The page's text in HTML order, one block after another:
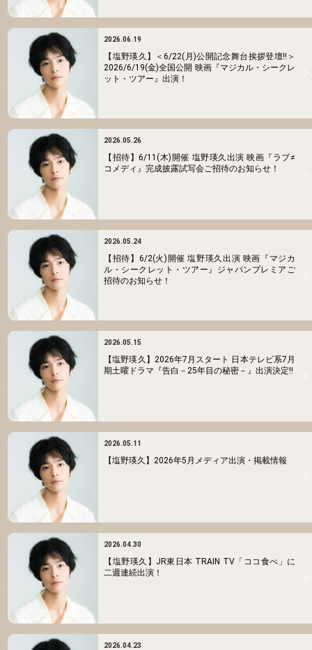
2026.06.19
【塩野瑛久】＜6/22(月)公開記念舞台挨拶登壇!!＞
2026/6/19(金)全国公開 映画『マジカル・シークレ
ット・ツアー』出演！
2026.05.26
【招待】6/11(木)開催 塩野瑛久出演 映画『ラブ≠
コメディ』完成披露試写会ご招待のお知らせ！
2026.05.24
【招待】6/2(火)開催 塩野瑛久出演 映画『マジカ
ル・シークレット・ツアー』ジャパンプレミアご
招待のお知らせ！
2026.05.15
【塩野瑛久】2026年7月スタート 日本テレビ系7月
期土曜ドラマ『告白－25年目の秘密－』出演決定!!
2026.05.11
【塩野瑛久】2026年5月メディア出演・掲載情報
2026.04.30
【塩野瑛久】JR東⽇本 TRAIN TV「ココ食べ」に
二週連続出演！
2026.04.23